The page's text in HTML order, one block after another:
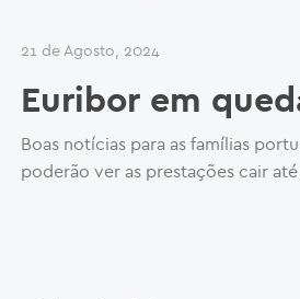
21 de Agosto, 2024
Euribor em
Boas notícias para as famílias
poderão ver as prestações cair